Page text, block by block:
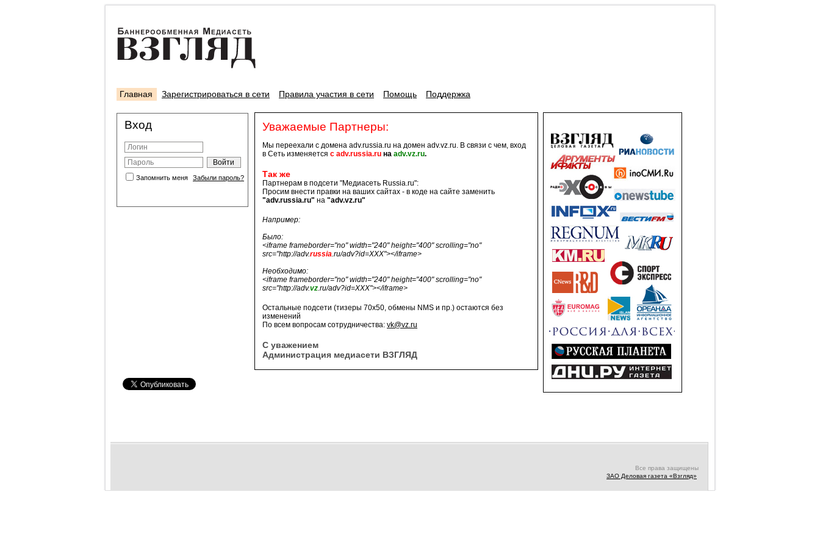
Главная Зарегистрироваться в сети Правила участия в сети Помощь Поддержка
Вход
Запомнить меня Забыли пароль?
Уважаемые Партнеры:
Мы переехали с домена adv.russia.ru на домен adv.vz.ru. В связи с чем, вход
в Сеть изменяется с adv.russia.ru на adv.vz.ru.
Так же
Партнерам в подсети "Медиасеть Russia.ru":
Просим внести правки на ваших сайтах - в коде на сайте заменить
"adv.russia.ru" на "adv.vz.ru"
Например:
Было:
<iframe frameborder="no" width="240" height="400" scrolling="no"
src="http://adv.russia.ru/adv?id=XXX"></iframe>
Необходимо:
<iframe frameborder="no" width="240" height="400" scrolling="no"
src="http://adv.vz.ru/adv?id=XXX"></iframe>
Остальные подсети (тизеры 70x50, обмены NMS и пр.) остаются без
изменений
По всем вопросам сотрудничества: vk@vz.ru
С уважением
Администрация медиасети ВЗГЛЯД
Все права защищены
ЗАО Деловая газета «Взгляд»